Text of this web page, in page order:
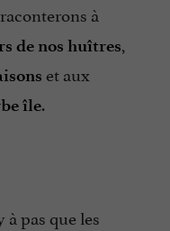
à
de nos huîtres,
et aux
île.
à pas que les